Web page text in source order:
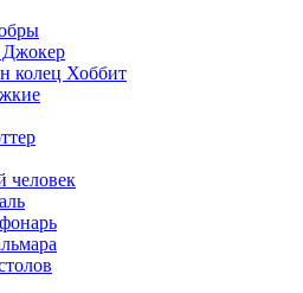
Джокер
колец Хоббит
человек